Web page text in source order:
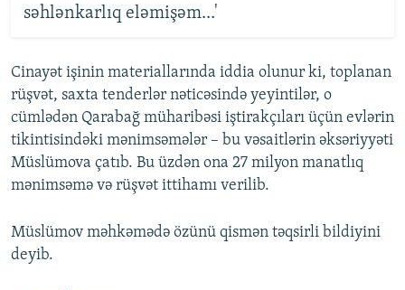
səhlənkarlıq eləmişəm...'
Cinayət işinin materiallarında iddia olunur ki, toplanan
rüşvət, saxta tenderlər nəticəsində yeyintilər, o
cümlədən Qarabağ müharibəsi iştirakçıları üçün evlərin
tikintisindəki mənimsəmələr – bu vəsaitlərin əksəriyyəti
Müslümova çatıb. Bu üzdən ona 27 milyon manatlıq
mənimsəmə və rüşvət ittihamı verilib.
Müslümov məhkəmədə özünü qismən təqsirli bildiyini
deyib.